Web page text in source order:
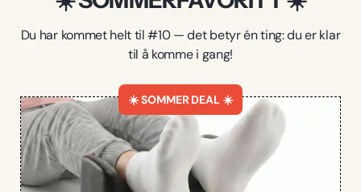
Du har kommet helt til #10 — det betyr én ting: du er klar
til å komme i gang!
☀️ SOMMER DEAL ☀️